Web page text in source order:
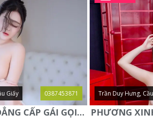
Giấy 0387453871
KIỀU OANH-ĐẲNG CẤP GÁI GỌI XINH SANG-NGOAN NGOÃN
Trần Duy Hưng,